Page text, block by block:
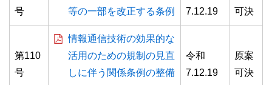
号
等の一部を改正する条例
7.12.19
可決
第110
号
情報通信技術の効果的な
活用のための規制の見直
しに伴う関係条例の整備
令和
7.12.19
原案
可決